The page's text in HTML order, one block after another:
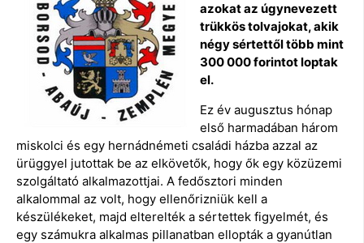
azokat az úgynevezett
trükkös tolvajokat, akik
négy sértettől több mint
300 000 forintot loptak
el.
Ez év augusztus hónap
első harmadában három
miskolci és egy hernádnémeti családi házba azzal az
ürüggyel jutottak be az elkövetők, hogy ők egy közüzemi
szolgáltató alkalmazottjai. A fedősztori minden
alkalommal az volt, hogy ellenőrizniük kell a
készülékeket, majd elterelték a sértettek figyelmét, és
egy számukra alkalmas pillanatban ellopták a gyanútlan